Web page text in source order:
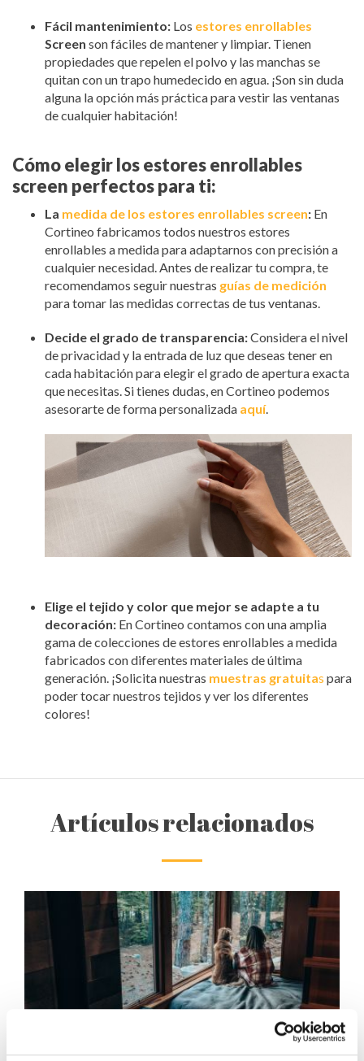
Fácil mantenimiento: Los estores enrollables
Screen son fáciles de mantener y limpiar. Tienen
propiedades que repelen el polvo y las manchas se
quitan con un trapo humedecido en agua. ¡Son sin duda
alguna la opción más práctica para vestir las ventanas
de cualquier habitación!
Cómo elegir los estores enrollables
screen perfectos para ti:
La medida de los estores enrollables screen: En
Cortineo fabricamos todos nuestros estores
enrollables a medida para adaptarnos con precisión a
cualquier necesidad. Antes de realizar tu compra, te
recomendamos seguir nuestras guías de medición
para tomar las medidas correctas de tus ventanas.
Decide el grado de transparencia:Considera el nivel
de privacidad y la entrada de luz que deseas tener en
cada habitación para elegir el grado de apertura exacta
que necesitas. Si tienes dudas, en Cortineo podemos
asesorarte de forma personalizada aquí.
Elige el tejido y color que mejor se adapte a tu
decoración: En Cortineo contamos con una amplia
gama de colecciones de estores enrollables a medida
fabricados con diferentes materiales de última
generación. ¡Solicita nuestras muestras gratuitas para
poder tocar nuestros tejidos y ver los diferentes
colores!
Artículos relacionados